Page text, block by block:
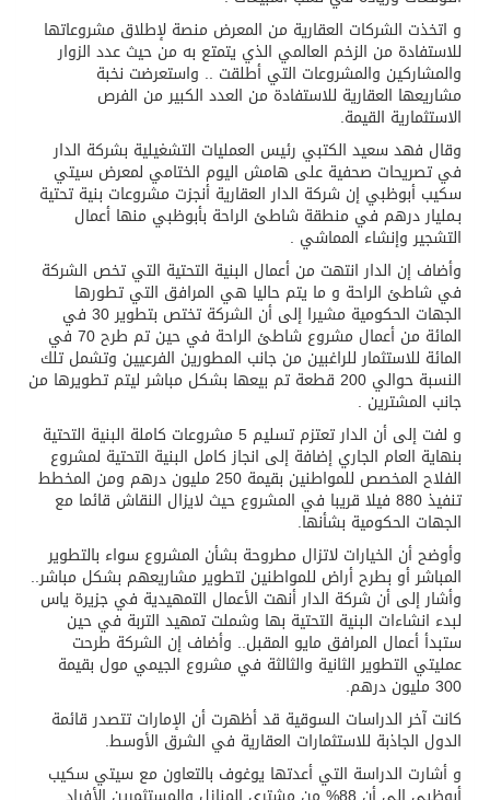
و اتخذت الشركات العقارية من المعرض منصة لإطلاق مشروعاتها
للاستفادة من الزخم العالمي الذي يتمتع به من حيث عدد الزوار
والمشاركين والمشروعات التي أطلقت .. واستعرضت نخبة
مشاريعها العقارية للاستفادة من العدد الكبير من الفرص
الاستثمارية القيمة.
وقال فهد سعيد الكتبي رئيس العمليات التشغيلية بشركة الدار
في تصريحات صحفية على هامش اليوم الختامي لمعرض سيتي
سكيب أبوظبي إن شركة الدار العقارية أنجزت مشروعات بنية تحتية
بـمليار درهم في منطقة شاطئ الراحة بأبوظبي منها أعمال
التشجير وإنشاء المماشي .
وأضاف إن الدار انتهت من أعمال البنية التحتية التي تخص الشركة
في شاطئ الراحة و ما يتم حاليا هي المرافق التي تطورها
الجهات الحكومية مشيرا إلى أن الشركة تختص بتطوير 30 في
المائة من أعمال مشروع شاطئ الراحة في حين تم طرح 70 في
المائة للاستثمار للراغبين من جانب المطورين الفرعيين وتشمل تلك
النسبة حوالي 200 قطعة تم بيعها بشكل مباشر ليتم تطويرها من
جانب المشترين .
و لفت إلى أن الدار تعتزم تسليم 5 مشروعات كاملة البنية التحتية
بنهاية العام الجاري إضافة إلى انجاز كامل البنية التحتية لمشروع
الفلاح المخصص للمواطنين بقيمة 250 مليون درهم ومن المخطط
تنفيذ 880 فيلا قريبا في المشروع حيث لايزال النقاش قائما مع
الجهات الحكومية بشأنها.
وأوضح أن الخيارات لاتزال مطروحة بشأن المشروع سواء بالتطوير
المباشر أو بطرح أراض للمواطنين لتطوير مشاريعهم بشكل مباشر..
وأشار إلى أن شركة الدار أنهت الأعمال التمهيدية في جزيرة ياس
لبدء انشاءات البنية التحتية بها وشملت تمهيد التربة في حين
ستبدأ أعمال المرافق مايو المقبل.. وأضاف إن الشركة طرحت
عمليتي التطوير الثانية والثالثة في مشروع الجيمي مول بقيمة
300 مليون درهم.
كانت آخر الدراسات السوقية قد أظهرت أن الإمارات تتصدر قائمة
الدول الجاذبة للاستثمارات العقارية في الشرق الأوسط.
و أشارت الدراسة التي أعدتها يوغوف بالتعاون مع سيتي سكيب